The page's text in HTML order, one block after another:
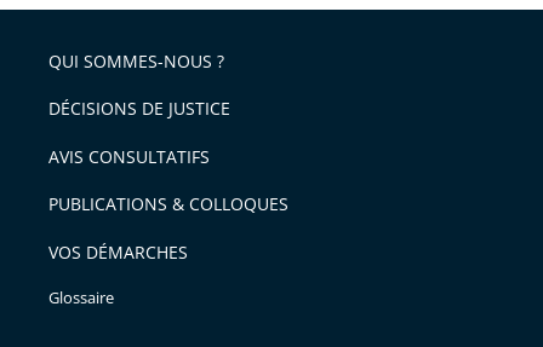
arriver
après
l'article
pour
avant
QUI SOMMES-NOUS ?
DÉCISIONS DE JUSTICE
AVIS CONSULTATIFS
PUBLICATIONS & COLLOQUES
VOS DÉMARCHES
Glossaire